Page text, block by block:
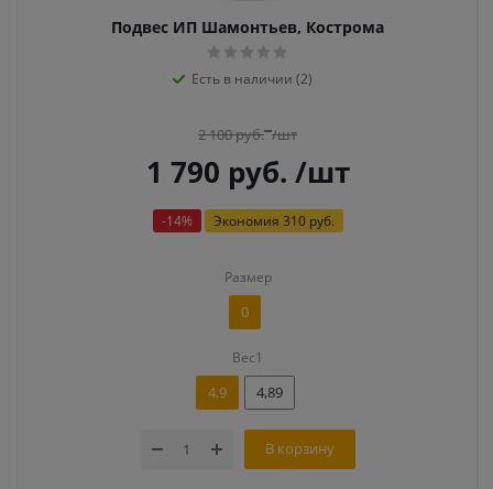
Подвес ИП Шамонтьев, Кострома
Есть в наличии (2)
2 100руб. /шт
1 790 руб. /шт
-14% Экономия 310 руб.
Размер
0
Вес1
4,9 4,89
В корзину